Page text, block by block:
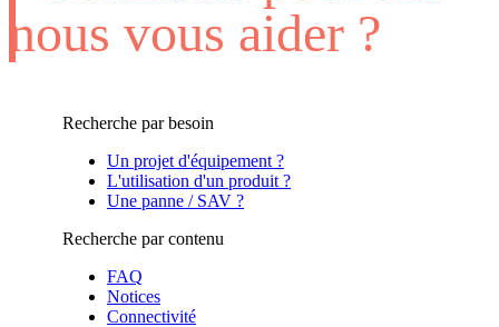
nous vous aider ?
Recherche par besoin
Un projet d'équipement ?
L'utilisation d'un produit ?
Une panne / SAV ?
Recherche par contenu
FAQ
Notices
Connectivité